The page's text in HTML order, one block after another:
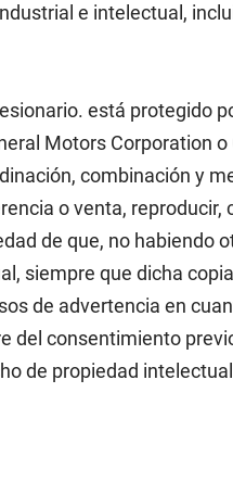
e intelectual,
está protegido
Motors Corporation
combinación y
o venta,
de que, no habiendo
siempre que dicha
de advertencia en
consentimiento
de propiedad